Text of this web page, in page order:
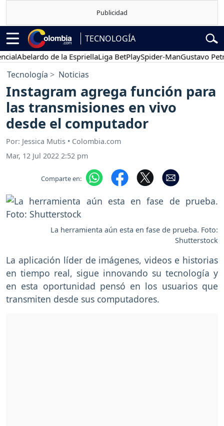
TECNOLOGÍA
Abelardo de la EspriellaLiga BetPlaySpider-ManGustavo Petro
Tecnología Noticias
Instagram agrega función para
las transmisiones en vivo
desde el computador
Por: Jessica Mutis • Colombia.com
Mar, 12 Jul 2022 2:52 pm
Comparte en:
La herramienta aún esta en fase de prueba. Foto:
Shutterstock
La aplicación líder de imágenes, videos e historias
en tiempo real, sigue innovando su tecnología y
en esta oportunidad pensó en los usuarios que
transmiten desde sus computadores.